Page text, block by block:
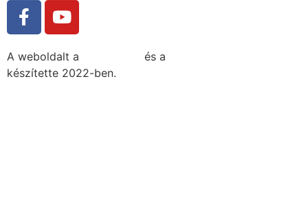
A weboldalt a és a
készítette 2022-ben.